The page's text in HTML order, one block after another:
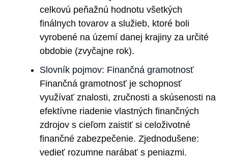
celkovú peňažnú hodnotu všetkých
finálnych tovarov a služieb, ktoré boli
vyrobené na území danej krajiny za určité
obdobie (zvyčajne rok).
Slovník pojmov: Finančná gramotnosť
Finančná gramotnosť je schopnosť
využívať znalosti, zručnosti a skúsenosti na
efektívne riadenie vlastných finančných
zdrojov s cieľom zaistiť si celoživotné
finančné zabezpečenie. Zjednodušene:
vedieť rozumne narábať s peniazmi.